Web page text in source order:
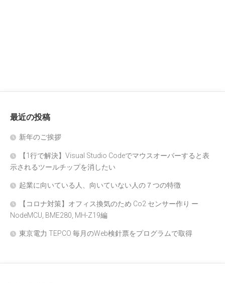
最近の投稿
新年のご挨拶
【1行で解決】Visual Studio Codeでマウスオーバーすると表
示されるツールチップを消したい
起業に向いている人、向いていない人の７つの特徴
【コロナ対策】オフィス換気のため Co2 センサー作り ー
NodeMCU, BME280, MH-Z19編
東京電力 TEPCO 毎月のWeb検針票をプログラムで取得